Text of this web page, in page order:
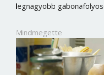
legnagyobb
Mindmegette